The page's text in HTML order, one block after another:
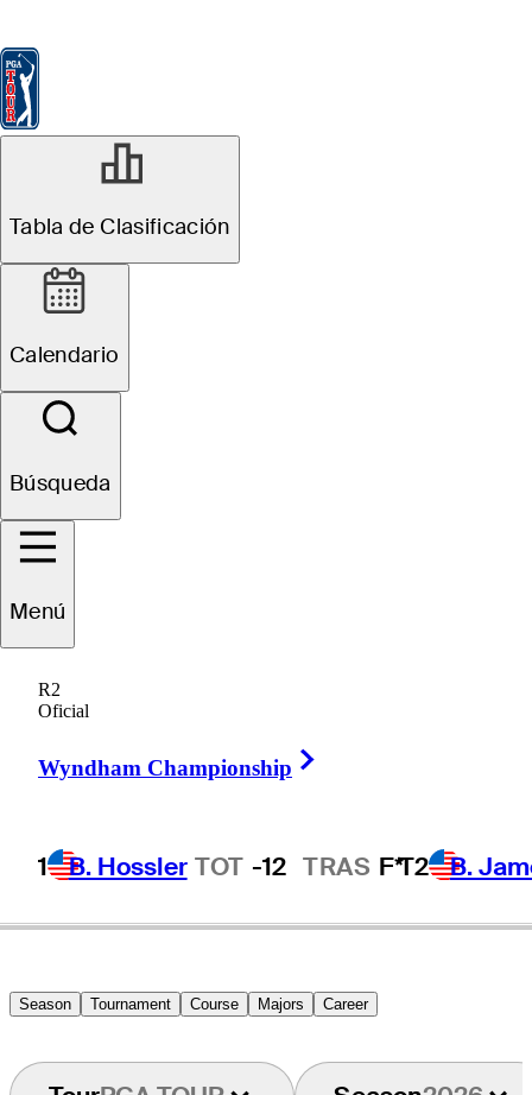
Tabla de Clasificación
Calendario
Búsqueda
Menú
R2
Oficial
Wyndham Championship
1 B. Hossler TOT -12 TRAS F*T2 B.
Troy
Season Tournament Course Majors Career